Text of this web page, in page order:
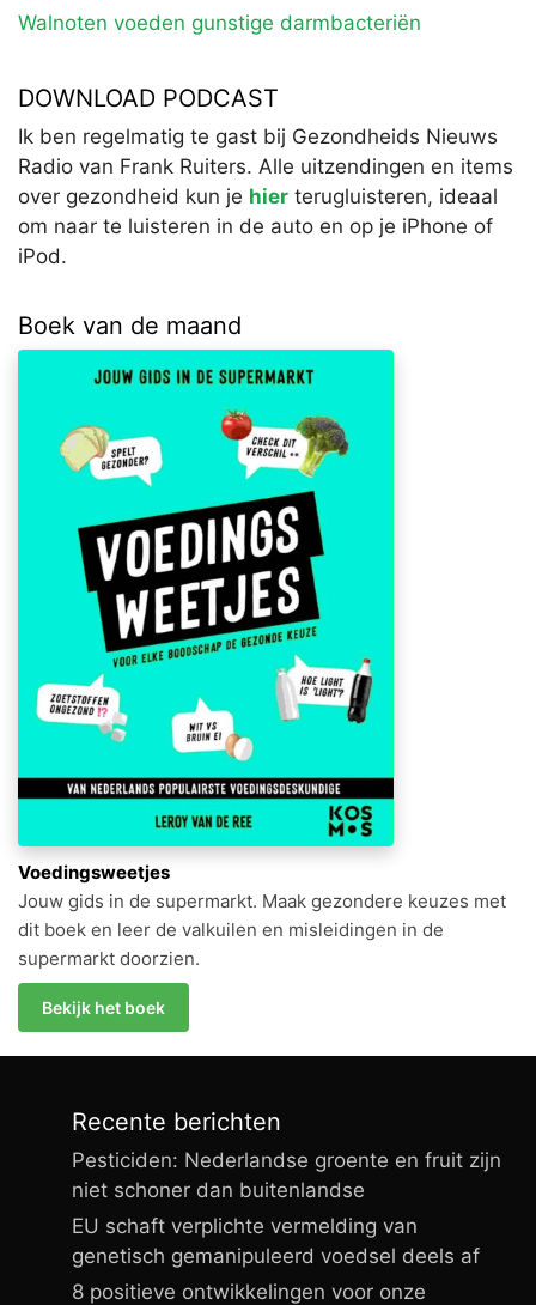
Walnoten voeden gunstige darmbacteriën
DOWNLOAD PODCAST
Ik ben regelmatig te gast bij Gezondheids Nieuws
Radio van Frank Ruiters. Alle uitzendingen en items
over gezondheid kun je hier terugluisteren, ideaal
om naar te luisteren in de auto en op je iPhone of
iPod.
Boek van de maand
Voedingsweetjes
Jouw gids in de supermarkt. Maak gezondere keuzes met
dit boek en leer de valkuilen en misleidingen in de
supermarkt doorzien.
Bekijk het boek
Recente berichten
Pesticiden: Nederlandse groente en fruit zijn
niet schoner dan buitenlandse
EU schaft verplichte vermelding van
genetisch gemanipuleerd voedsel deels af
8 positieve ontwikkelingen voor onze